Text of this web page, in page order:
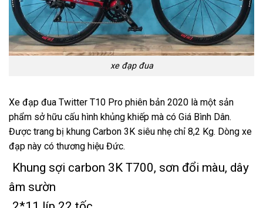
xe đạp đua
Xe đạp đua Twitter T10 Pro phiên bản 2020 là một sản
phẩm sở hữu cấu hình khủng khiếp mà có Giá Bình Dân.
Được trang bị khung Carbon 3K siêu nhẹ chỉ 8,2 Kg. Dòng xe
đạp này có thương hiệu Đức.
Khung sợi carbon 3K T700, sơn đổi màu, dây
âm sườn